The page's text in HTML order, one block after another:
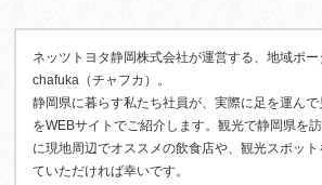
ネッツトヨタ静岡株式会社が運営する、地域ポー
chafuka（チャフカ）。
静岡県に暮らす私たち社員が、実際に足を運ん
をWEBサイトでご紹介します。観光で静岡県を
に現地周辺でオススメの飲食店や、観光スポッ
ていただければ幸いです。